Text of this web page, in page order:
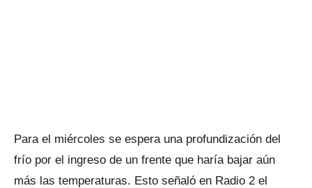
Para el miércoles se espera una profundización del
frío por el ingreso de un frente que haría bajar aún
más las temperaturas. Esto señaló en Radio 2 el